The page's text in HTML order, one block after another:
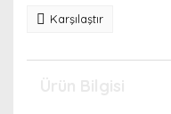
Karşılaştır